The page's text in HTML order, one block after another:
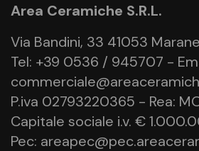
Area Ceramiche S.R.L.
Via Bandini, 33 41053
Tel: +39 0536 / 945707 -
P.iva 02793220365 - Rea:
Capitale sociale i.v. €
Pec: